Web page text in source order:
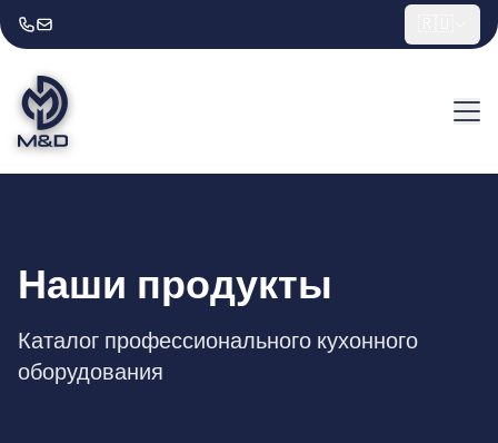
Наши продукты
Каталог профессионального кухонного
оборудования